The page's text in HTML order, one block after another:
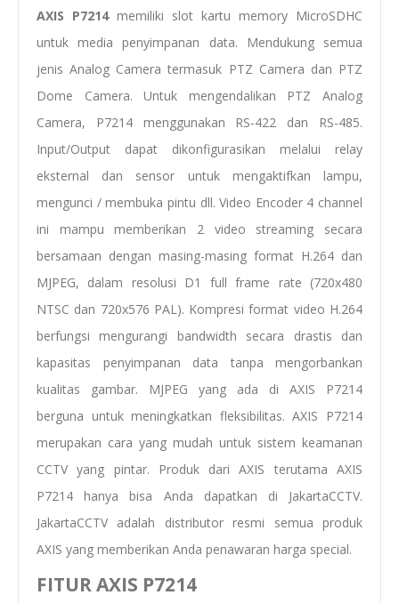
AXIS P7214memiliki slot kartu memory MicroSDHC
untuk media penyimpanan data. Mendukung semua
jenis Analog Camera termasuk PTZ Camera dan PTZ
Dome Camera. Untuk mengendalikan PTZ Analog
Camera, P7214 menggunakan RS-422 dan RS-485.
Input/Output dapat dikonfigurasikan melalui relay
eksternal dan sensor untuk mengaktifkan lampu,
mengunci / membuka pintu dll. Video Encoder 4 channel
ini mampu memberikan 2 video streaming secara
bersamaan dengan masing-masing format H.264 dan
MJPEG, dalam resolusi D1 full frame rate (720x480
NTSC dan 720x576 PAL). Kompresi format video H.264
berfungsi mengurangi bandwidth secara drastis dan
kapasitas penyimpanan data tanpa mengorbankan
kualitas gambar. MJPEG yang ada di AXIS P7214
berguna untuk meningkatkan fleksibilitas. AXIS P7214
merupakan cara yang mudah untuk sistem keamanan
CCTV yang pintar. Produk dari AXIS terutama AXIS
P7214 hanya bisa Anda dapatkan di JakartaCCTV.
JakartaCCTV adalah distributor resmi semua produk
AXIS yang memberikan Anda penawaran harga special.
FITUR AXIS P7214